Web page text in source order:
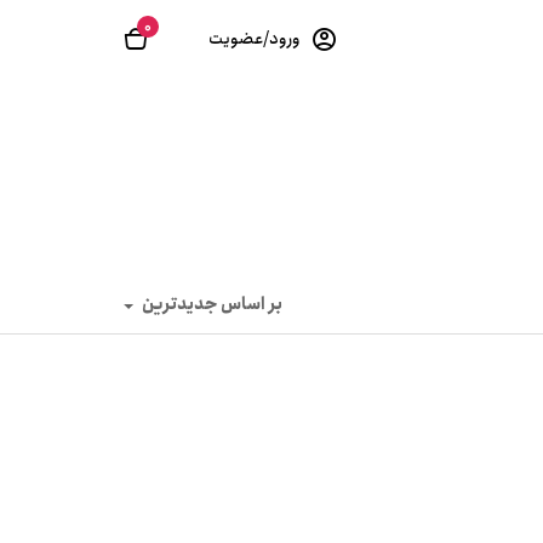
0 ورود/عضویت
بر اساس جدیدترین